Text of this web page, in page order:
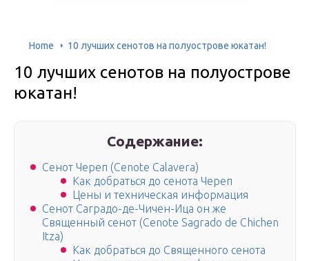
Home 10 лучших сенотов на полуострове юкатан!
10 лучших сенотов на полуострове
юкатан!
Содержание:
Сенот Череп (Cenote Calavera)
Как добраться до сенота Череп
Цены и техническая информация
Сенот Саградо-де-Чичен-Ица он же
Священный сенот (Cenote Sagrado de Chichen
Itza)
Как добраться до Священного сенота